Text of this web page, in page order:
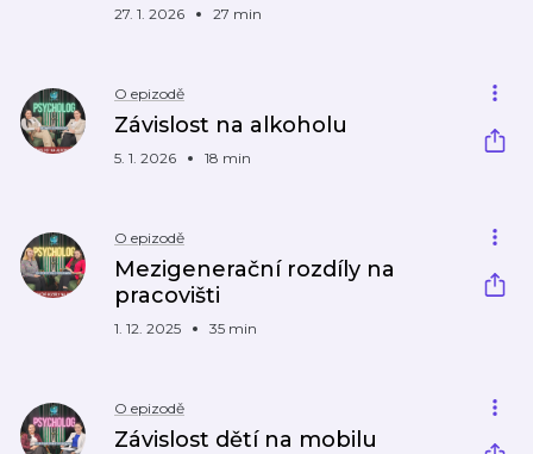
27. 1. 2026 27 min
O epizodě
Závislost na alkoholu
5. 1. 2026 18 min
O epizodě
Mezigenerační rozdíly na
pracovišti
1. 12. 2025 35 min
O epizodě
Závislost dětí na mobilu